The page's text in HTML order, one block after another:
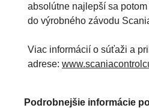
absolútne najlepší sa
do výrobného závodu
Viac informácií o súťaži a
adrese:
Podrobnejšie informácie